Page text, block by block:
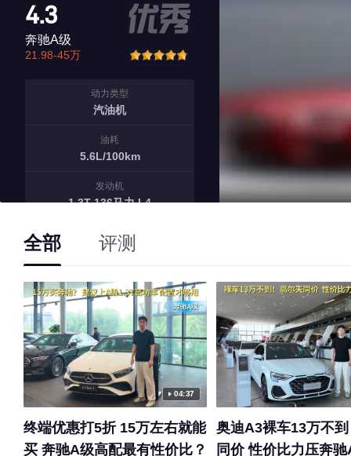
4.3
奔驰A级
21.98-45万
动力类型
汽油机
油耗
5.6L/100km
发动机
1.3T 136马力 L4
变速箱
7挡双离合
全部 评测
04:37
终端优惠打5折 15万左右就能
买 奔驰A级高配最有性价比？
奥迪A3裸车13万不
同价 性价比力压奔